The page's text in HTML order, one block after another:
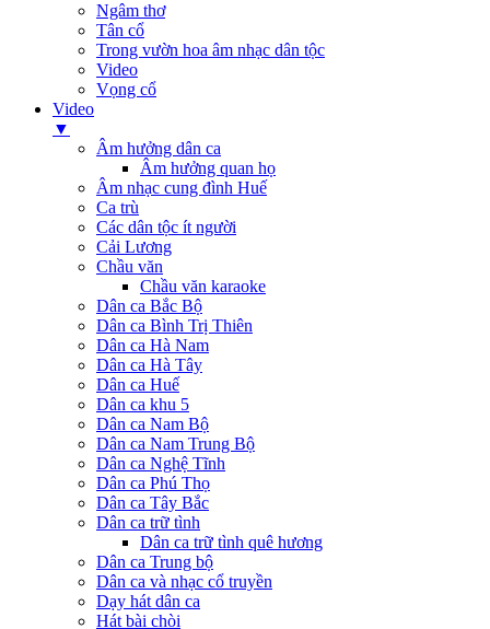
Ngâm thơ
Tân cổ
Trong vườn hoa âm nhạc dân tộc
Video
Vọng cổ
Video
▼
Âm hưởng dân ca
Âm hưởng quan họ
Âm nhạc cung đình Huế
Ca trù
Các dân tộc ít người
Cải Lương
Chầu văn
Chầu văn karaoke
Dân ca Bắc Bộ
Dân ca Bình Trị Thiên
Dân ca Hà Nam
Dân ca Hà Tây
Dân ca Huế
Dân ca khu 5
Dân ca Nam Bộ
Dân ca Nam Trung Bộ
Dân ca Nghệ Tĩnh
Dân ca Phú Thọ
Dân ca Tây Bắc
Dân ca trữ tình
Dân ca trữ tình quê hương
Dân ca Trung bộ
Dân ca và nhạc cổ truyền
Dạy hát dân ca
Hát bài chòi